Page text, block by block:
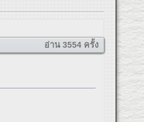
อ่าน 3554 ครั้ง